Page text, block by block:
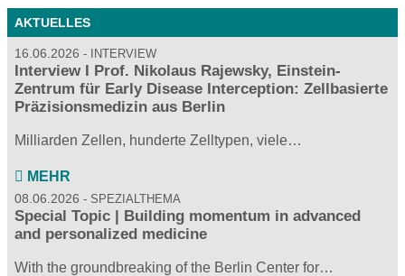
AKTUELLES
16.06.2026 INTERVIEW
Interview I Prof. Nikolaus Rajewsky, Einstein-
Zentrum für Early Disease Interception: Zellbasierte
Präzisionsmedizin aus Berlin
Milliarden Zellen, hunderte Zelltypen, viele…
MEHR
08.06.2026 SPEZIALTHEMA
Special Topic | Building momentum in advanced
and personalized medicine
With the groundbreaking of the Berlin Center for…